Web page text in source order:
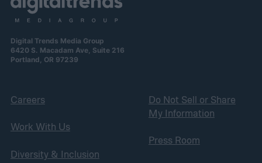
Digital Trends Media Group
6420 S. Macadam Ave, Suite 216
Portland, OR 97239
Careers
Work With Us
Diversity & Inclusion
Do Not Sell or Share
My Information
Press Room